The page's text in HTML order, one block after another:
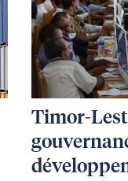
Timor-